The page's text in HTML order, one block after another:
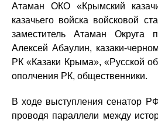
Атаман ОКО «Крымский
казачьего войска войсковой
заместитель Атаман
Алексей Абаулин, казаки-
РК «Казаки Крыма», «Русской
ополчения РК, общественники.
В ходе выступления сенатор
проводя параллели между